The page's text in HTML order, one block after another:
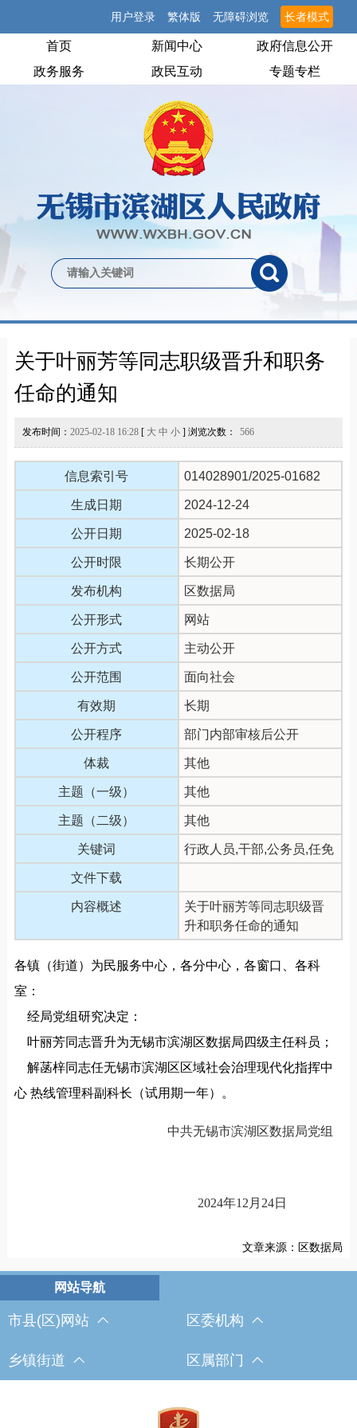
用户登录 繁体版 无障碍浏览 长者模式
首页 新闻中心
政府信息公开
政务服务
政民互动 专题专栏
关于叶丽芳等同志职级晋升和职务
任命的通知
发布时间： 2025-02-18 16:28[ 大 中 小] 浏览次数： 566
信息索引号 014028901/2025-01682
生成日期 2024-12-24
公开日期 2025-02-18
公开时限 长期公开
发布机构 区数据局
公开形式 网站
公开方式 主动公开
公开范围 面向社会
有效期 长期
公开程序 部门内部审核后公开
体裁 其他
主题（一级） 其他
主题（二级） 其他
关键词 行政人员,干部,公务员,任免
文件下载
内容概述
关于叶丽芳等同志职级晋
升和职务任命的通知
各镇（街道）为民服务中心，各分中心，各窗口、各科
室：
经局党组研究决定：
叶丽芳同志晋升为无锡市滨湖区数据局四级主任科员；
解菡梓同志任无锡市滨湖区区域社会治理现代化指挥中
心 热线管理科副科长（试用期一年）。
中共无锡市滨湖区数据局党组
2024年12月24日
文章来源：区数据局
市县(区)网站 区委机构
乡镇街道 区属部门